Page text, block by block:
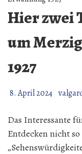
Hier zwei
um
1927
8. April 2024
Das Interessante
Entdecken nicht